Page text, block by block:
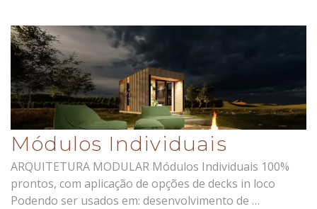
Módulos Individuais
ARQUITETURA MODULAR Módulos Individuais 100%
prontos, com aplicação de opções de decks in loco
Podendo ser usados em: desenvolvimento de …